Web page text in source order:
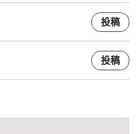
投稿
投稿